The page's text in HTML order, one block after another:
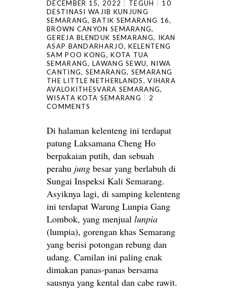
DECEMBER 15, 2022 TEGUH
10
DESTINASI WAJIB KUNJUNG
SEMARANG,BATIK SEMARANG 16,
BROWN CANYON SEMARANG,
GEREJA BLENDUK SEMARANG, IKAN
ASAP BANDARHARJO,KELENTENG
SAM POO KONG,KOTA TUA
SEMARANG,LAWANG SEWU, NIWA
CANTING, SEMARANG, SEMARANG
THE LITTLE NETHERLANDS,VIHARA
AVALOKITHESVARA SEMARANG,
WISATA KOTA SEMARANG
2
COMMENTS
Di halaman kelenteng ini terdapat
patung Laksamana Cheng Ho
berpakaian putih, dan sebuah
perahu jung besar yang berlabuh di
Sungai Inspeksi Kali Semarang.
Asyiknya lagi, di samping kelenteng
ini terdapat Warung Lunpia Gang
Lombok, yang menjual lunpia
(lumpia), gorengan khas Semarang
yang berisi potongan rebung dan
udang. Camilan ini paling enak
dimakan panas-panas bersama
sausnya yang kental dan cabe rawit.